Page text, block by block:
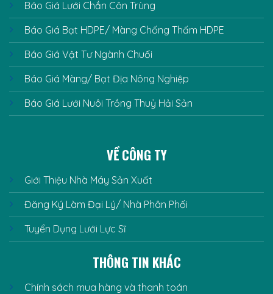
Báo Giá Lưới Chắn Côn Trùng
Báo Giá Bạt HDPE/ Màng Chống Thấm HDPE
Báo Giá Vật Tư Ngành Chuối
Báo Giá Màng/ Bạt Địa Nông Nghiệp
Báo Giá Lưới Nuôi Trồng Thuỷ Hải Sản
VỀ CÔNG TY
Giới Thiệu Nhà Máy Sản Xuất
Đăng Ký Làm Đại Lý/ Nhà Phân Phối
Tuyển Dụng Lưới Lực Sĩ
THÔNG TIN KHÁC
Chính sách mua hàng và thanh toán